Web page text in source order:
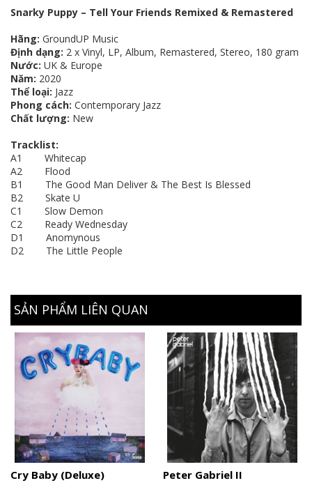
Snarky Puppy – Tell Your Friends Remixed & Remastered
Hãng: GroundUP Music
Định dạng: 2 x Vinyl, LP, Album, Remastered, Stereo, 180 gram
Nước: UK & Europe
Năm: 2020
Thể loại: Jazz
Phong cách: Contemporary Jazz
Chất lượng: New
Tracklist:
A1 Whitecap
A2 Flood
B1 The Good Man Deliver & The Best Is Blessed
B2 Skate U
C1 Slow Demon
C2 Ready Wednesday
D1 Anomynous
D2 The Little People
SẢN PHẨM LIÊN QUAN
Cry Baby (Deluxe) Peter Gabriel II